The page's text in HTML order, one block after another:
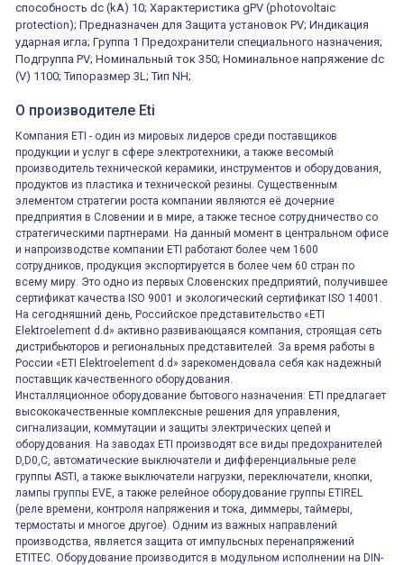
ВКН8108
Концевой
выключатель /
выключатель
путевой,
алюминиевый
регулируемый
ролик
800202300000С | 80 02 0 230 0000 С
800202300000С
многофункциональные
0.1cек.-10 дней, 10
функций/режимов
способность dc (kA) 10; Характеристика gPV (photovoltaic
protection); Предназначен для Защита установок PV; Индикация
ударная игла; Группа 1 Предохранители специального назначения;
Подгруппа PV; Номинальный ток 350; Номинальное напряжение dc
(V) 1100; Типоразмер 3L; Тип NH;
О производителе Eti
Компания ETI - один из мировых лидеров среди поставщиков
продукции и услуг в сфере электротехники, а также весомый
производитель технической керамики, инструментов и оборудования,
продуктов из пластика и технической резины. Существенным
элементом стратегии роста компании являются её дочерние
предприятия в Словении и в мире, а также тесное сотрудничество со
стратегическими партнерами. На данный момент в центральном офисе
и напроизводстве компании ETI работают более чем 1600
сотрудников, продукция экспортируется в более чем 60 стран по
всему миру. Это одно из первых Словенских предприятий, получившее
сертификат качества ISO 9001 и экологический сертификат ISO 14001.
На сегодняшний день, Российское представительство «ETI
Elektroelement d.d» активно развивающаяся компания, строящая сеть
дистрибьюторов и региональных представителей. За время работы в
России «ETI Elektroelement d.d» зарекомендовала себя как надежный
поставщик качественного оборудования.
Инсталляционное оборудование бытового назначения: ETI предлагает
высококачественные комплексные решения для управления,
сигнализации, коммутации и защиты электрических цепей и
оборудования. На заводах ETI производят все виды предохранителей
D,D0,C, автоматические выключатели и дифференциальные реле
группы ASTI, а также выключатели нагрузки, переключатели, кнопки,
лампы группы EVE, а также релейное оборудование группы ETIREL
(реле времени, контроля напряжения и тока, диммеры, таймеры,
термостаты и многое другое). Одним из важных направлений
производства, является защита от импульсных перенапряжений
ETITEC. Оборудование производится в модульном исполнении на DIN-